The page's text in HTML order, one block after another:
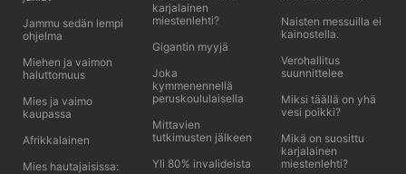
Jammu sedän lempi
ohjelma
Miehen ja vaimon
haluttomuus
Mies ja vaimo
kaupassa
Afrikkalainen
Mies hautajaisissa:
karjalainen
miestenlehti?
Gigantin myyjä
Joka
kymmenennellä
peruskoululaisella
Mittavien
tutkimusten jälkeen
Yli 80% invalideista
Naisten messuilla ei
kainostella.
Verohallitus
suunnittelee
Miksi täällä on yhä
vesi poikki?
Mikä on suosittu
karjalainen
miestenlehti?